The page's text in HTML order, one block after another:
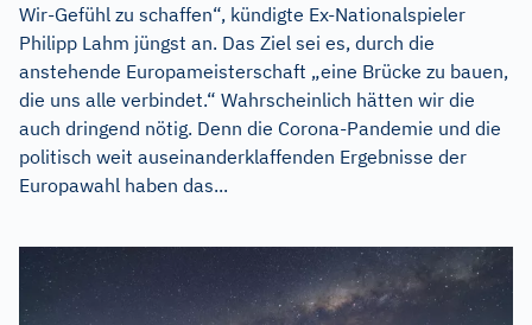
Wir-Gefühl zu schaffen“, kündigte Ex-Nationalspieler
Philipp Lahm jüngst an. Das Ziel sei es, durch die
anstehende Europameisterschaft „eine Brücke zu bauen,
die uns alle verbindet.“ Wahrscheinlich hätten wir die
auch dringend nötig. Denn die Corona-Pandemie und die
politisch weit auseinanderklaffenden Ergebnisse der
Europawahl haben das...